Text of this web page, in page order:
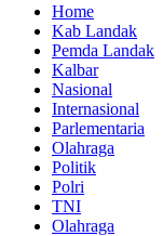
Home
Kab Landak
Pemda Landak
Kalbar
Nasional
Internasional
Parlementaria
Olahraga
Politik
Polri
TNI
Olahraga